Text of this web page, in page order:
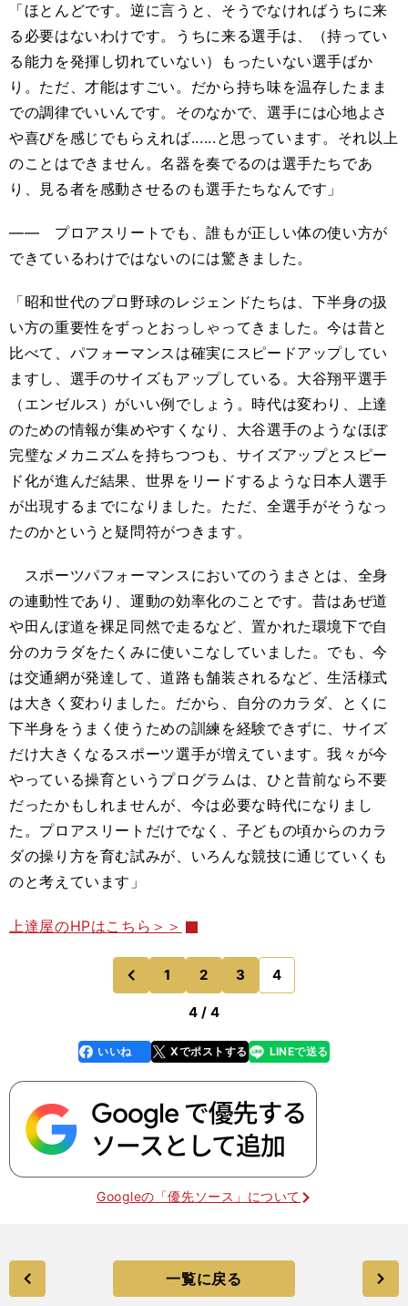
「ほとんどです。逆に言うと、そうでなければうちに来
る必要はないわけです。うちに来る選手は、（持ってい
る能力を発揮し切れていない）もったいない選手ばか
り。ただ、才能はすごい。だから持ち味を温存したまま
での調律でいいんです。そのなかで、選手には心地よさ
や喜びを感じでもらえれば......と思っています。それ以上
のことはできません。名器を奏でるのは選手たちであ
り、見る者を感動させるのも選手たちなんです」
―― プロアスリートでも、誰もが正しい体の使い方が
できているわけではないのには驚きました。
「昭和世代のプロ野球のレジェンドたちは、下半身の扱
い方の重要性をずっとおっしゃってきました。今は昔と
比べて、パフォーマンスは確実にスピードアップしてい
ますし、選手のサイズもアップしている。大谷翔平選手
（エンゼルス）がいい例でしょう。時代は変わり、上達
のための情報が集めやすくなり、大谷選手のようなほぼ
完璧なメカニズムを持ちつつも、サイズアップとスピー
ド化が進んだ結果、世界をリードするような日本人選手
が出現するまでになりました。ただ、全選手がそうなっ
たのかというと疑問符がつきます。
スポーツパフォーマンスにおいてのうまさとは、全身
の連動性であり、運動の効率化のことです。昔はあぜ道
や田んぼ道を裸足同然で走るなど、置かれた環境下で自
分のカラダをたくみに使いこなしていました。でも、今
は交通網が発達して、道路も舗装されるなど、生活様式
は大きく変わりました。だから、自分のカラダ、とくに
下半身をうまく使うための訓練を経験できずに、サイズ
だけ大きくなるスポーツ選手が増えています。我々が今
やっている操育というプログラムは、ひと昔前なら不要
だったかもしれませんが、今は必要な時代になりまし
た。プロアスリートだけでなく、子どもの頃からのカラ
ダの操り方を育む試みが、いろんな競技に通じていくも
のと考えています」
上達屋のHPはこちら＞＞
前
のページへ
1 2 3 4
4 / 4
faceboo
k
いいね Xでポストする
line LINEで送る
Googleの「優先ソース」について
一覧に戻る